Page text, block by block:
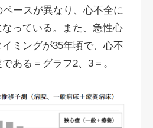
ースが異なり、心不全に
っている。また、急性心
ミングが35年頃で、心不
ある＝グラフ2、3＝。